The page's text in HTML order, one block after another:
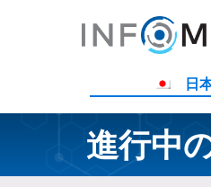
日
進行中